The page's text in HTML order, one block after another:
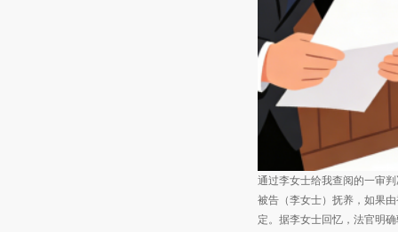
通过李女士给我查阅的一审
被告（李女士）抚养，如果
定。据李女士回忆，法官明